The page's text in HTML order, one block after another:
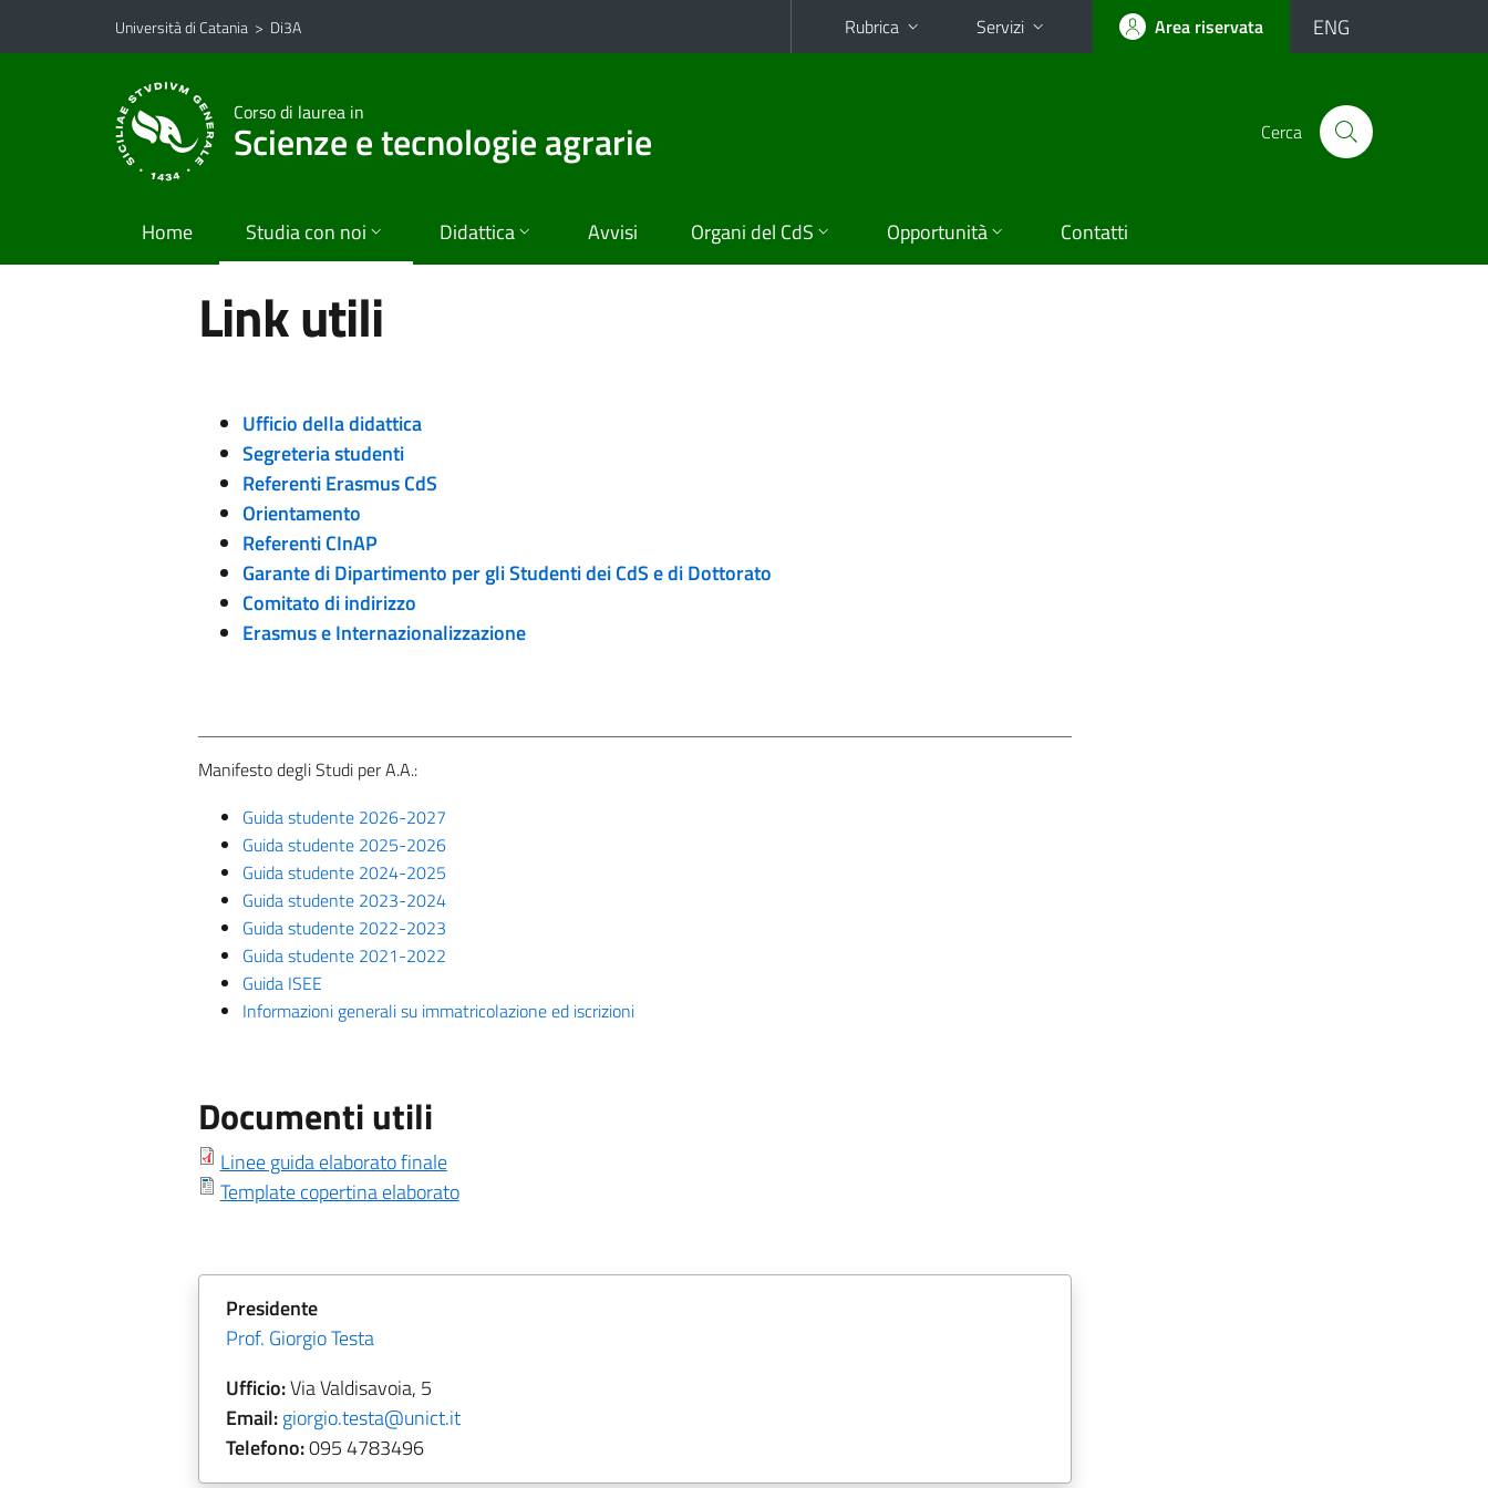
Vai al contenuto principale
Vai al menu di navigazione
Università di Catania > Di3A Rubrica Servizi Area riservata ENG
Corso di laurea in
Scienze e tecnologie agrarie Cerca
Home Studia con noi Didattica Avvisi Organi del CdS Opportunità Contatti
Link utili
Ufficio della didattica
Segreteria studenti
Referenti Erasmus CdS
Orientamento
Referenti CInAP
Garante di Dipartimento per gli Studenti dei CdS e di Dottorato
Comitato di indirizzo
Erasmus e Internazionalizzazione
Manifesto degli Studi per A.A.:
Guida studente 2026-2027
Guida studente 2025-2026
Guida studente 2024-2025
Guida studente 2023-2024
Guida studente 2022-2023
Guida studente 2021-2022
Guida ISEE
Informazioni generali su immatricolazione ed iscrizioni
Documenti utili
Linee guida elaborato finale
Template copertina elaborato
Presidente
Prof. Giorgio Testa
Ufficio:Via Valdisavoia, 5
Email:giorgio.testa@unict.it
Telefono:0954783496